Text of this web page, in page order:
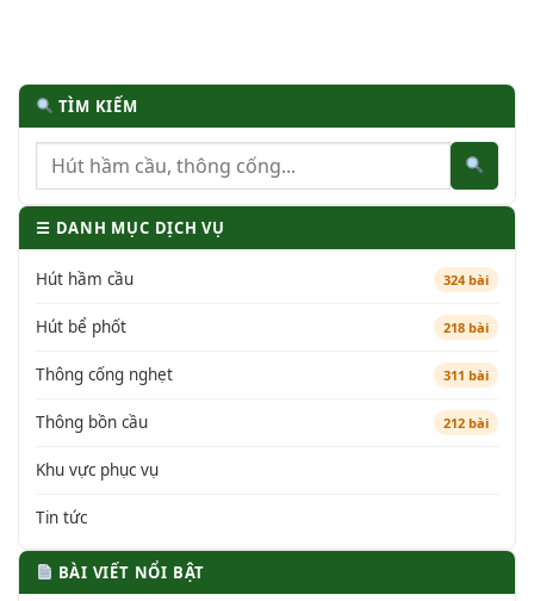
TÌM KIẾM
☰ DANH MỤC DỊCH VỤ
Hút hầm cầu 324 bài
Hút bể phốt 218 bài
Thông cống nghẹt 311 bài
Thông bồn cầu 212 bài
Khu vực phục vụ
Tin tức
BÀI VIẾT NỔI BẬT